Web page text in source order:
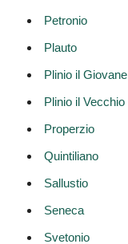
Petronio
Plauto
Plinio il Giovane
Plinio il Vecchio
Properzio
Quintiliano
Sallustio
Seneca
Svetonio